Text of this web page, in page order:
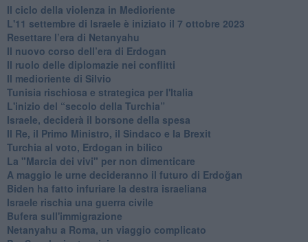
Il ciclo della violenza in Medioriente
L'11 settembre di Israele è iniziato il 7 ottobre 2023
Resettare l’era di Netanyahu
​Il nuovo corso dell’era di Erdogan
Il ruolo delle diplomazie nei conflitti
Il medioriente di Silvio
Tunisia rischiosa e strategica per l'Italia
L'inizio del “secolo della Turchia”
Israele, deciderà il borsone della spesa
Il Re, il Primo Ministro, il Sindaco e la Brexit
Turchia al voto, Erdogan in bilico
La "Marcia dei vivi" per non dimenticare
A maggio le urne decideranno il futuro di Erdoğan
Biden ha fatto infuriare la destra israeliana
Israele rischia una guerra civile
Bufera sull'immigrazione
Netanyahu a Roma, un viaggio complicato